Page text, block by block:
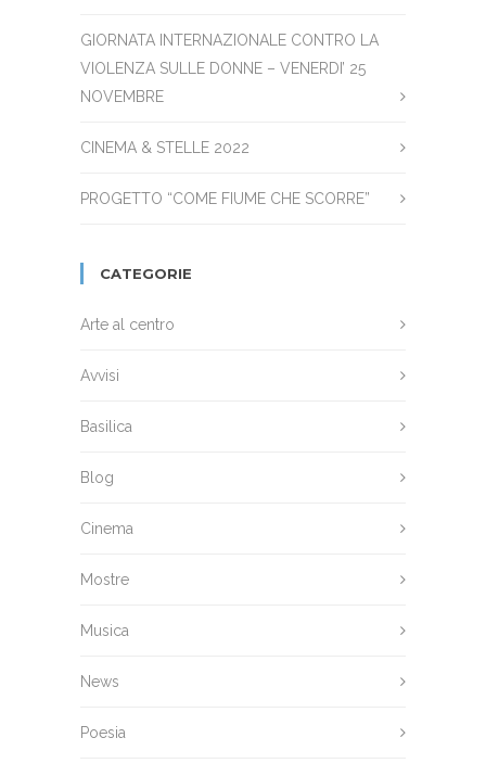
GIORNATA INTERNAZIONALE CONTRO LA
VIOLENZA SULLE DONNE – VENERDI’ 25
NOVEMBRE
CINEMA & STELLE 2022
PROGETTO “COME FIUME CHE SCORRE”
CATEGORIE
Arte al centro
Avvisi
Basilica
Blog
Cinema
Mostre
Musica
News
Poesia